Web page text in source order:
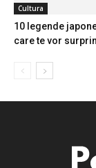
Cultura
10 legende
care te vor